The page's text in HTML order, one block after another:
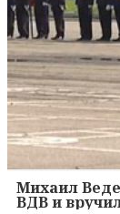
Михаил
ВДВ и